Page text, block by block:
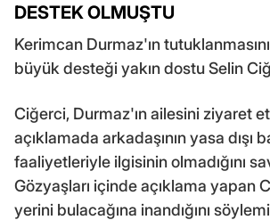
DESTEK OLMUŞTU
Kerimcan Durmaz'ın
büyük desteği yakın dostu Selin
Ciğerci, Durmaz'ın ailesini ziyaret
açıklamada arkadaşının yasa dışı
faaliyetleriyle ilgisinin olmadığını
Gözyaşları içinde açıklama yapan
yerini bulacağına inandığını